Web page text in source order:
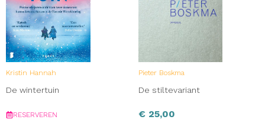
Kristin Hannah
De wintertuin
RESERVEREN
Pieter Boskma
De stiltevariant
€ 25,00